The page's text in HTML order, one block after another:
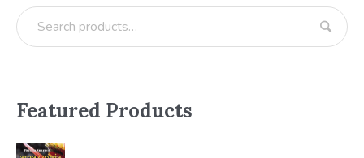
Featured Products